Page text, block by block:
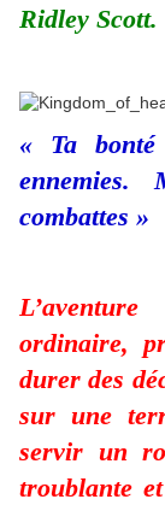
Ridley Scott.
« Ta bonté
combattes »
ordinaire,
durer des
sur une
servir un
troublante